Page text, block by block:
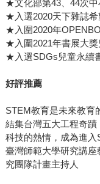
★文化部第43、44次
★入選2020天下雜誌
★入圍2020年
★入圍2021年書展大
★入選SDGs兒童永續
好評推薦
STEM教育是未來教育
結集台灣五大工程奇
科技的熱情，成為進
臺灣師範大學研究講
究團隊計畫主持人